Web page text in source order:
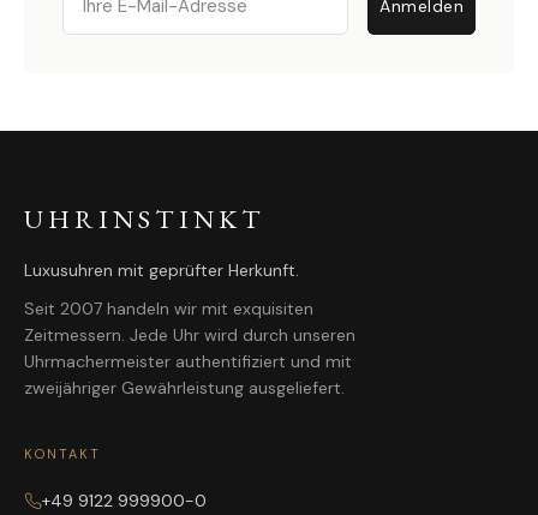
Anmelden
UHRINSTINKT
Luxusuhren mit geprüfter Herkunft.
Seit 2007 handeln wir mit exquisiten
Zeitmessern. Jede Uhr wird durch unseren
Uhrmachermeister authentifiziert und mit
zweijähriger Gewährleistung ausgeliefert.
KONTAKT
+49 9122 999900-0